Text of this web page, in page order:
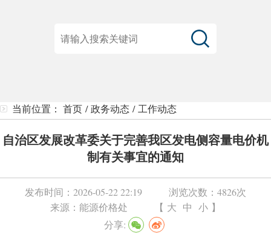
当前位置： 首页 /政务动态 / 工作动态
自治区发展改革委关于完善我区发电侧容量电价机
制有关事宜的通知
发布时间： 2026-05-22 22:19 浏览次数： 4826次
来源： 能源价格处 【 大 中 小 】
分享: